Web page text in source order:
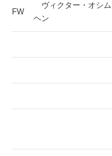
FW
ヴィクター・オシム
ヘン